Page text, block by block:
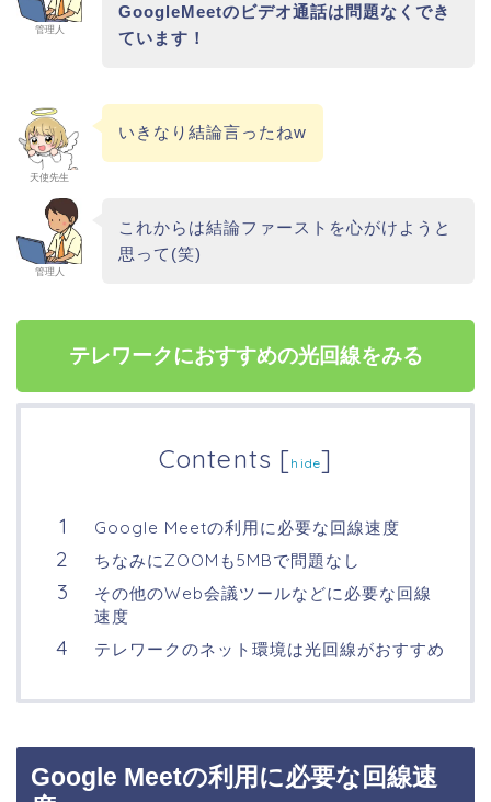
管理人
GoogleMeetのビデオ通話は問題なくでき
ています！
天使先生
いきなり結論言ったねw
管理人
これからは結論ファーストを心がけようと
思って(笑)
テレワークにおすすめの光回線をみる
Contents [hide]
Google Meetの利用に必要な回線速度
ちなみにZOOMも5MBで問題なし
その他のWeb会議ツールなどに必要な回線
速度
テレワークのネット環境は光回線がおすすめ
Google Meetの利用に必要な回線速